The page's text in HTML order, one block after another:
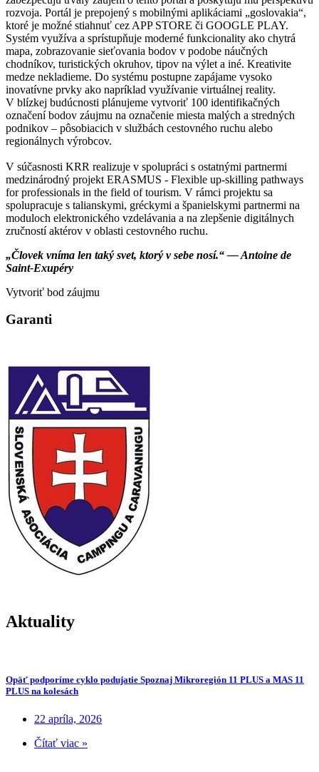
rozvoja. Portál je prepojený s mobilnými aplikáciami „goslovakia“,
ktoré je možné stiahnuť cez APP STORE či GOOGLE PLAY.
Systém využíva a sprístupňuje moderné funkcionality ako chytrá
mapa, zobrazovanie sieťovania bodov v podobe náučných
chodníkov, turistických okruhov, tipov na výlet a iné. Kreativite
medze nekladieme. Do systému postupne zapájame vysoko
inovatívne prvky ako napríklad využívanie virtuálnej reality.
V blízkej budúcnosti plánujeme vytvoriť 100 identifikačných
označení bodov záujmu na označenie miesta malých a stredných
podnikov – pôsobiacich v službách cestovného ruchu alebo
regionálnych výrobcov.
V súčasnosti KRR realizuje v spolupráci s ostatnými partnermi
medzinárodný projekt ERASMUS - Flexible up-skilling pathways
for professionals in the field of tourism. V rámci projektu sa
spolupracuje s talianskymi, gréckymi a španielskymi partnermi na
moduloch elektronického vzdelávania a na zlepšenie digitálnych
zručností aktérov v oblasti cestovného ruchu.
„Človek vníma len taký svet, ktorý v sebe nosí.“ — Antoine de
Saint-Exupéry
Vytvoriť bod záujmu
Garanti
Aktuality
Opäť podporíme cyklo podujatie Spoznaj Mikroregión 11 PLUS a MAS 11
PLUS na kolesách
22 apríla, 2026
Čítať viac »